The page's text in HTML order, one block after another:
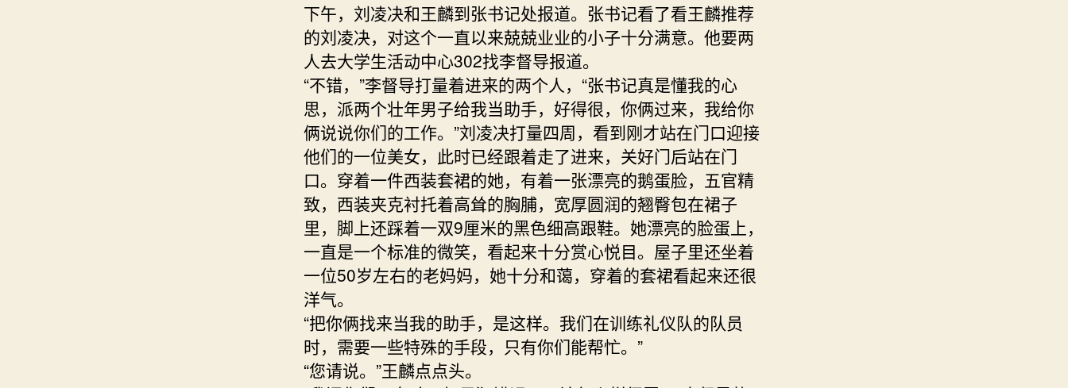
下午，刘凌决和王麟到张书记处报道。张书记看了看王麟推荐
的刘凌决，对这个一直以来兢兢业业的小子十分满意。他要两
人去大学生活动中心302找李督导报道。
“不错，”李督导打量着进来的两个人，“张书记真是懂我的心
思，派两个壮年男子给我当助手，好得很，你俩过来，我给你
俩说说你们的工作。”刘凌决打量四周，看到刚才站在门口迎接
他们的一位美女，此时已经跟着走了进来，关好门后站在门
口。穿着一件西装套裙的她，有着一张漂亮的鹅蛋脸，五官精
致，西装夹克衬托着高耸的胸脯，宽厚圆润的翘臀包在裙子
里，脚上还踩着一双9厘米的黑色细高跟鞋。她漂亮的脸蛋上，
一直是一个标准的微笑，看起来十分赏心悦目。屋子里还坐着
一位50岁左右的老妈妈，她十分和蔼，穿着的套裙看起来还很
洋气。
“把你俩找来当我的助手，是这样。我们在训练礼仪队的队员
时，需要一些特殊的手段，只有你们能帮忙。”
“您请说。”王麟点点头。